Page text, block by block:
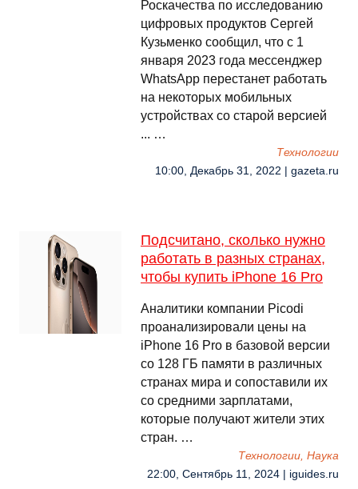
Роскачества по исследованию
цифровых продуктов Сергей
Кузьменко сообщил, что с 1
января 2023 года мессенджер
WhatsApp перестанет работать
на некоторых мобильных
устройствах со старой версией
... …
Технологии
10:00, Декабрь 31, 2022 | gazeta.ru
Подсчитано, сколько нужно
работать в разных странах,
чтобы купить iPhone 16 Pro
Аналитики компании Picodi
проанализировали цены на
iPhone 16 Pro в базовой версии
со 128 ГБ памяти в различных
странах мира и сопоставили их
со средними зарплатами,
которые получают жители этих
стран. …
Технологии, Наука
22:00, Сентябрь 11, 2024 | iguides.ru